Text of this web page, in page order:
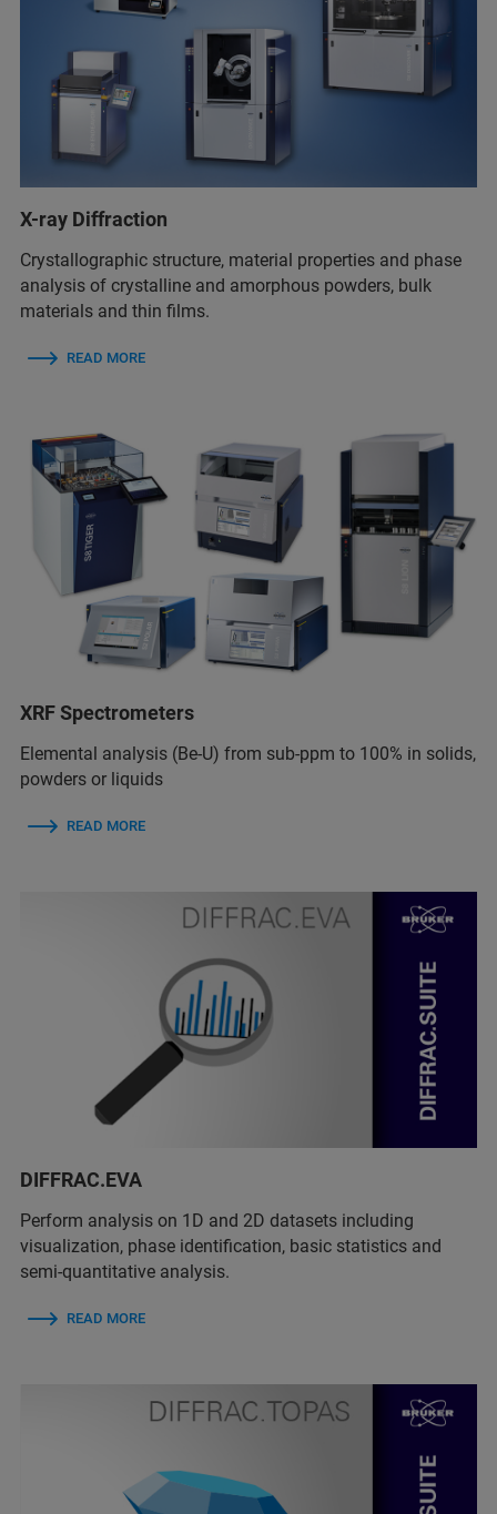
X-ray Diffraction
Crystallographic structure, material properties and phase
analysis of crystalline and amorphous powders, bulk
materials and thin films.
READ MORE
XRF Spectrometers
Elemental analysis (Be-U) from sub-ppm to 100% in solids,
powders or liquids
READ MORE
DIFFRAC.EVA
Perform analysis on 1D and 2D datasets including
visualization, phase identification, basic statistics and
semi-quantitative analysis.
READ MORE